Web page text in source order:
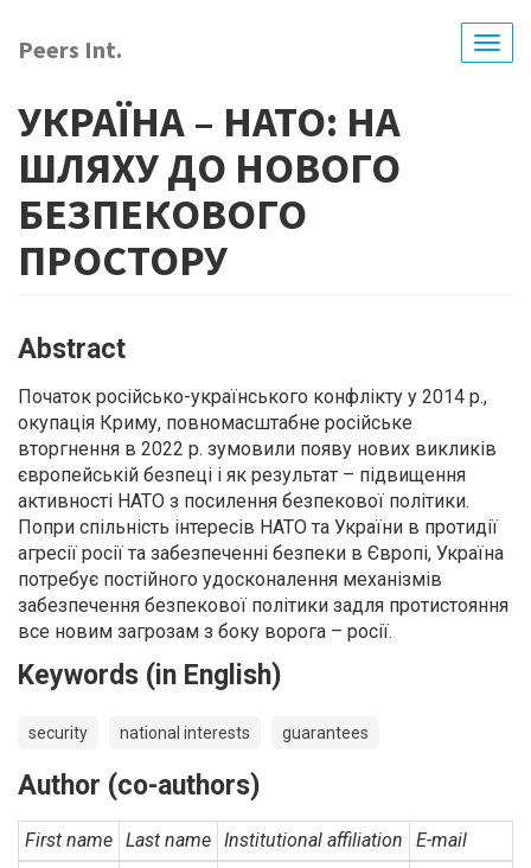
main
Peers Int.
УКРАЇНА – НАТО: НА
ШЛЯХУ ДО НОВОГО
БЕЗПЕКОВОГО
ПРОСТОРУ
Abstract
Початок російсько-українського конфлікту у 2014 р.,
окупація Криму, повномасштабне російське
вторгнення в 2022 р. зумовили появу нових викликів
європейській безпеці і як результат – підвищення
активності НАТО з посилення безпекової політики.
Попри спільність інтересів НАТО та України в протидії
агресії росії та забезпеченні безпеки в Європі, Україна
потребує постійного удосконалення механізмів
забезпечення безпекової політики задля протистояння
все новим загрозам з боку ворога – росії.
Keywords (in English)
security national interests guarantees
Author (co-authors)
First name Last name Institutional affiliation
E-mail